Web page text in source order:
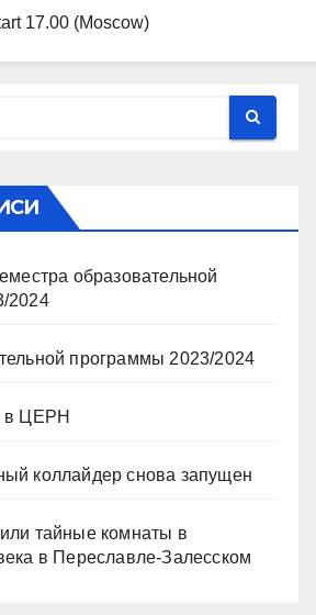
17.00 (Moscow)
образовательной
2024
программы 2023/2024
в ЦЕРН
коллайдер снова запущен
тайные комнаты в
в Переславле-Залесском